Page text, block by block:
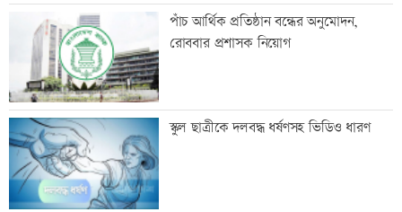
ঘুমন্ত ব্যক্তিকে জবাইয়ের চেষ্টা
সীমান্তে ৭৮ লাখ টাকার মাদকসহ আটক ২
পাঁচ আর্থিক প্রতিষ্ঠান বন্ধের অনুমোদন,
রোববার প্রশাসক নিয়োগ
স্কুল ছাত্রীকে দলবদ্ধ ধর্ষণসহ ভিডিও ধারণ